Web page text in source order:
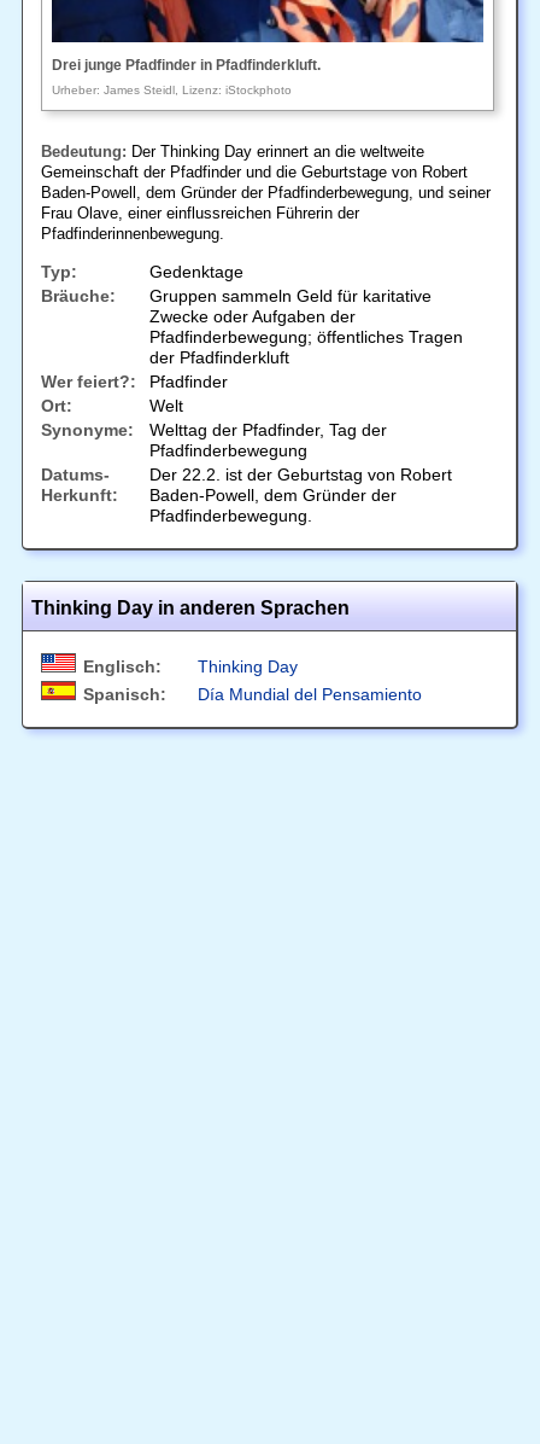
Drei junge Pfadfinder in Pfadfinderkluft.
Urheber: James Steidl, Lizenz: iStockphoto
Bedeutung: Der Thinking Day erinnert an die weltweite
Gemeinschaft der Pfadfinder und die Geburtstage von Robert
Baden-Powell, dem Gründer der Pfadfinderbewegung, und seiner
Frau Olave, einer einflussreichen Führerin der
Pfadfinderinnenbewegung.
Typ:
Gedenktage
Bräuche:
Gruppen sammeln Geld für karitative
Zwecke oder Aufgaben der
Pfadfinderbewegung; öffentliches Tragen
der Pfadfinderkluft
Wer feiert?:
Pfadfinder
Ort:
Welt
Synonyme:
Welttag der Pfadfinder, Tag der
Pfadfinderbewegung
Datums-
Herkunft:
Der 22.2. ist der Geburtstag von Robert
Baden-Powell, dem Gründer der
Pfadfinderbewegung.
Thinking Day in anderen Sprachen
Englisch:
Thinking Day
Spanisch:
Día Mundial del Pensamiento